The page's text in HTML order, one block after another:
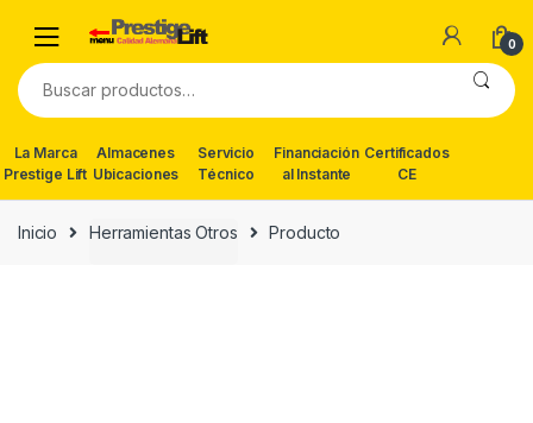
navigation
content
0
Buscar
por:
La Marca
Prestige Lift
Almacenes
Ubicaciones
Servicio
Técnico
Financiación
al Instante
Certificados
CE
Inicio Herramientas Otros Producto